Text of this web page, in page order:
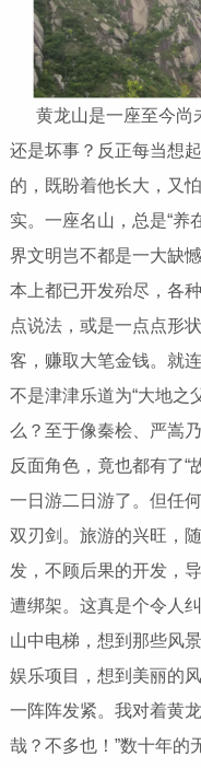
黄龙山是一座至今尚
还是坏事？反正每当想
的，既盼着他长大，又
实。一座名山，总是“养
界文明岂不都是一大缺
本上都已开发殆尽，各
点说法，或是一点点形
客，赚取大笔金钱。就
不是津津乐道为“大地之
么？至于像秦桧、严嵩
反面角色，竟也都有了“
一日游二日游了。但任
双刃剑。旅游的兴旺，
发，不顾后果的开发，
遭绑架。这真是个令人
山中电梯，想到那些风
娱乐项目，想到美丽的
一阵阵发紧。我对着黄
哉？不多也！”数十年的